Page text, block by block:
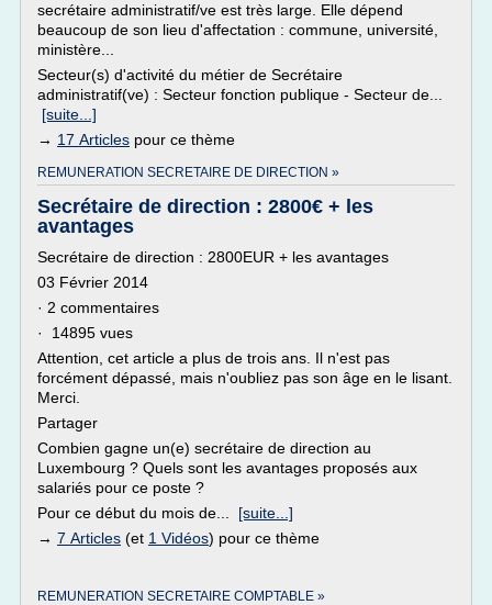
secrétaire administratif/ve est très large. Elle dépend
beaucoup de son lieu d'affectation : commune, université,
ministère...
Secteur(s) d'activité du métier de Secrétaire
administratif(ve) : Secteur fonction publique - Secteur de...
[suite...]
→ 17 Articles pour ce thème
REMUNERATION SECRETAIRE DE DIRECTION »
Secrétaire de direction : 2800€ + les
avantages
Secrétaire de direction : 2800EUR + les avantages
03 Février 2014
· 2 commentaires
· 14895 vues
Attention, cet article a plus de trois ans. Il n'est pas
forcément dépassé, mais n'oubliez pas son âge en le lisant.
Merci.
Partager
Combien gagne un(e) secrétaire de direction au
Luxembourg ? Quels sont les avantages proposés aux
salariés pour ce poste ?
Pour ce début du mois de... [suite...]
→ 7 Articles (et 1 Vidéos) pour ce thème
REMUNERATION SECRETAIRE COMPTABLE »